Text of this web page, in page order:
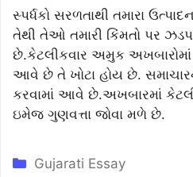
સ્પર્ધકો સરળતાથી તમારા
તેથી તેઓ તમારી કિંમતો પર
છે.કેટલીકવાર અમુક અખબારોમાં
આવે છે તે ખોટા હોય છે.
કરવામાં આવે છે.અખબારમાં
ઇમેજ ગુણવત્તા જોવા મળે છે.
Categories
Gujarati Essay